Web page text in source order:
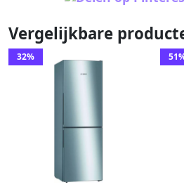
Vergelijkbare
32%